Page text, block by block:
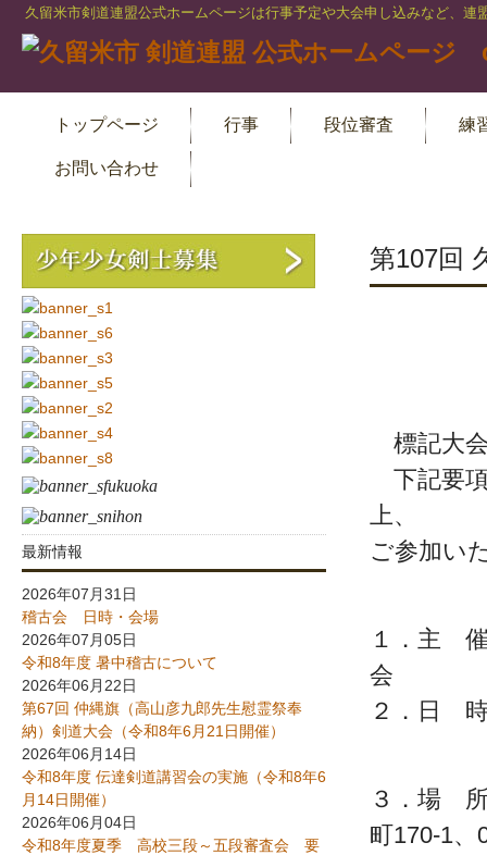
久留米市剣道連盟公式ホームページは行事予定や大会申し込みなど、
トップページ 行事 段位審査 練
お問い合わせ
第107回
標記大
下記要
上、
ご参加い
１．主
会
２．日
３．場
町170-1、
最新情報
2026年07月31日
稽古会 日時・会場
2026年07月05日
令和8年度 暑中稽古について
2026年06月22日
第67回 仲縄旗（高山彦九郎先生慰霊祭奉
納）剣道大会（令和8年6月21日開催）
2026年06月14日
令和8年度 伝達剣道講習会の実施（令和8年6
月14日開催）
2026年06月04日
令和8年度夏季 高校三段～五段審査会 要